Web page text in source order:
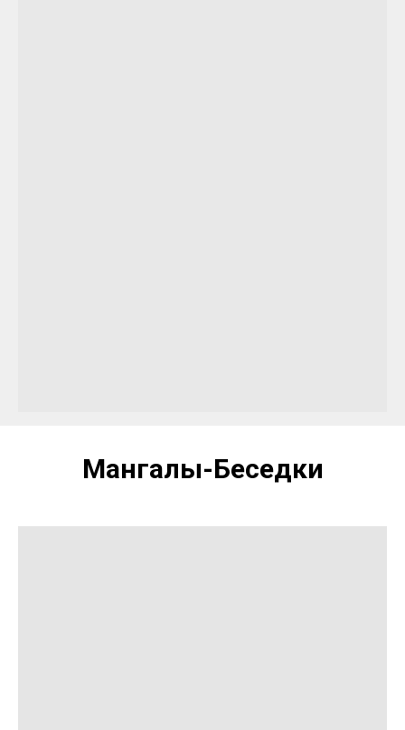
Мангалы-Беседки